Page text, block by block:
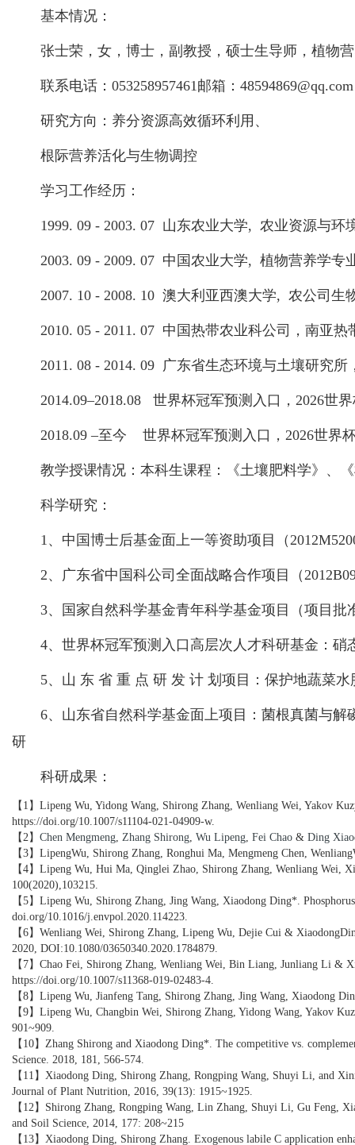
基本情况：
张士荣，女，博士，副教授，硕士生导师，植物营
联系电话：053258957461邮箱：48594869@qq.com
研究方向：养分资源高效循环利用、
根际营养活化与生物调控
学习工作经历：
1999. 09 - 2003. 07 山东农业大学, 农业资源与环
2003. 09 - 2009. 07 中国农业大学, 植物营养学专
2007. 10 - 2008. 10 澳大利亚西澳大学, 农公司生
2010. 05 - 2011. 07 中国热带农业科公司，南亚热
2011. 08 - 2014. 09 广东省生态环境与土壤研究所
2014.09–2018.08 世界杯冠军预测入口，2026世界
2018.09 –至今 世界杯冠军预测入口，2026世界
教学授课情况：本科生课程：《土壤肥料学》、《
科学研究：
1、中国博士后基金面上一等资助项目（
2、广东省中国科公司全面战略合作项目（
3、国家自然科学基金青年科学基金项目（项目批准
4、世界杯冠军预测入口高层次人才科研基金：硝
5、山 东 省 重 点 研 发 计 划项目：保护地蔬菜水
6、山东省自然科学基金面上项目：菌根真菌与解磷
研
科研成果：
【1】 Lipeng Wu, Yidong Wang, Shirong Zhang, Wenliang Wei, Yakov
https://doi.org/10.1007/s11104-021-04909-w.
【2】 Chen Mengmeng, Zhang Shirong, Wu Lipeng, Fei Chao & Ding
【3】LipengWu, Shirong Zhang, Ronghui Ma, Mengmeng Chen,
【4】Lipeng Wu, Hui Ma, Qinglei Zhao, Shirong Zhang, Wenliang Wei,
100(2020),103215.
【5】Lipeng Wu, Shirong Zhang, Jing Wang, Xiaodong Ding*.
doi.org/10.1016/j.envpol.2020.114223.
【6】Wenliang Wei, Shirong Zhang, Lipeng Wu, Dejie Cui &
2020, DOI:10.1080/03650340.2020.1784879.
【7】Chao Fei, Shirong Zhang, Wenliang Wei, Bin Liang, Junliang Li &
https://doi.org/10.1007/s11368-019-02483-4.
【8】Lipeng Wu, Jianfeng Tang, Shirong Zhang, Jing Wang, Xiaodong
【9】Lipeng Wu, Changbin Wei, Shirong Zhang, Yidong Wang, Yakov
901~909.
【10】Zhang Shirong and Xiaodong Ding*. The competitive vs.
Science. 2018, 181, 566-574.
【11】Xiaodong Ding, Shirong Zhang, Rongping Wang, Shuyi Li, and
Journal of Plant Nutrition, 2016, 39(13): 1915~1925.
【12】Shirong Zhang, Rongping Wang, Lin Zhang, Shuyi Li, Gu Feng,
and Soil Science, 2014, 177: 208~215
【13】Xiaodong Ding, Shirong Zhang. Exogenous labile C application